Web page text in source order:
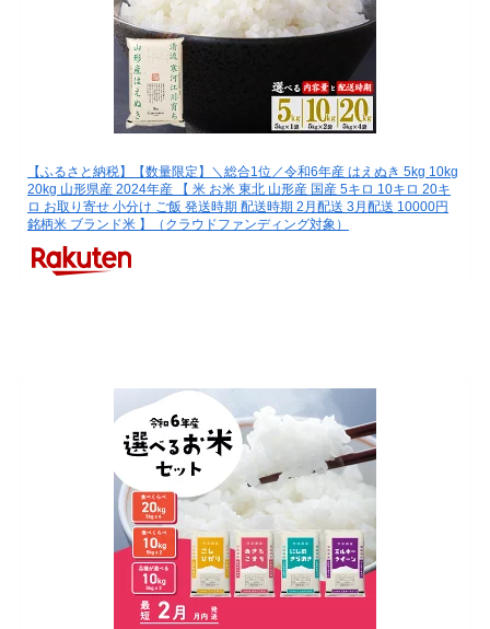
【ふるさと納税】【数量限定】＼総合1位／令和6年産 はえぬき 5kg 10kg
20kg 山形県産 2024年産 【 米 お米 東北 山形産 国産 5キロ 10キロ 20キ
ロ お取り寄せ 小分け ご飯 発送時期 配送時期 2月配送 3月配送 10000円
銘柄米 ブランド米 】（クラウドファンディング対象）